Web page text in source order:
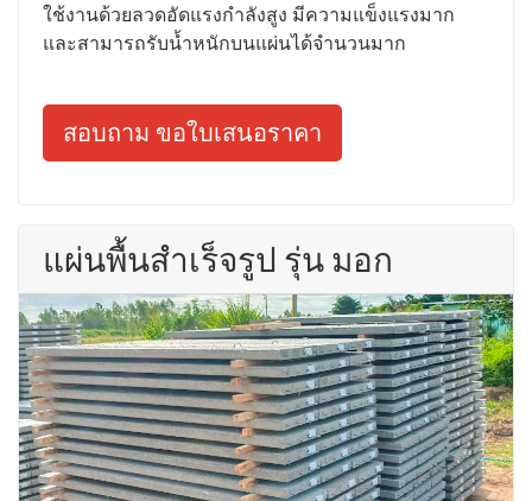
ใช้งานด้วยลวดอัดแรงกำลังสูง มีความแข็งแรงมาก
และสามารถรับน้ำหนักบนแผ่นได้จำนวนมาก
สอบถาม ขอใบเสนอราคา
แผ่นพื้นสำเร็จรูป รุ่น มอก